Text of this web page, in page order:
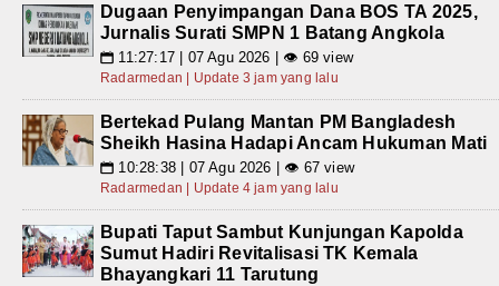
Dugaan Penyimpangan Dana BOS TA 2025,
Jurnalis Surati SMPN 1 Batang Angkola
📅 11:27:17 | 07 Agu 2026 | 👁 69 view
Radarmedan | Update 3 jam yang lalu
Bertekad Pulang Mantan PM Bangladesh
Sheikh Hasina Hadapi Ancam Hukuman Mati
📅 10:28:38 | 07 Agu 2026 | 👁 67 view
Radarmedan | Update 4 jam yang lalu
Bupati Taput Sambut Kunjungan Kapolda
Sumut Hadiri Revitalisasi TK Kemala
Bhayangkari 11 Tarutung